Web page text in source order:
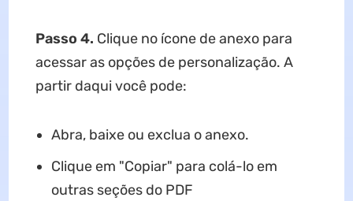
Passo 4. Clique no ícone de anexo para
acessar as opções de personalização. A
partir daqui você pode:
Abra, baixe ou exclua o anexo.
Clique em "Copiar" para colá-lo em
outras seções do PDF